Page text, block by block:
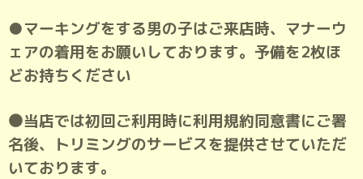
●マーキングをする男の子はご来店時、マナーウ
ェアの着用をお願いしております。予備を2枚ほ
どお持ちください
⚫当店では初回ご利用時に利用規約同意書にご署
名後、トリミングのサービスを提供させていただ
いております。